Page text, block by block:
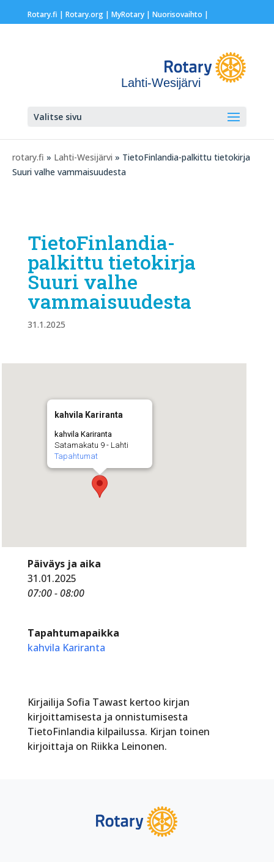
Rotary.fi | Rotary.org| MyRotary | Nuorisovaihto |
Lahti-Wesijärvi
Valitse sivu
rotary.fi » Lahti-Wesijärvi » TietoFinlandia-palkittu tietokirja
Suuri valhe vammaisuudesta
TietoFinlandia-
palkittu tietokirja
Suuri valhe
vammaisuudesta
31.1.2025
kahvila Kariranta
kahvila Kariranta
Satamakatu 9 - Lahti
Tapahtumat
Päiväys ja aika
31.01.2025
07:00 - 08:00
Tapahtumapaikka
kahvila Kariranta
Kirjailija Sofia Tawast kertoo kirjan
kirjoittamisesta ja onnistumisesta
TietoFinlandia kilpailussa. Kirjan toinen
kirjoittaja on Riikka Leinonen.